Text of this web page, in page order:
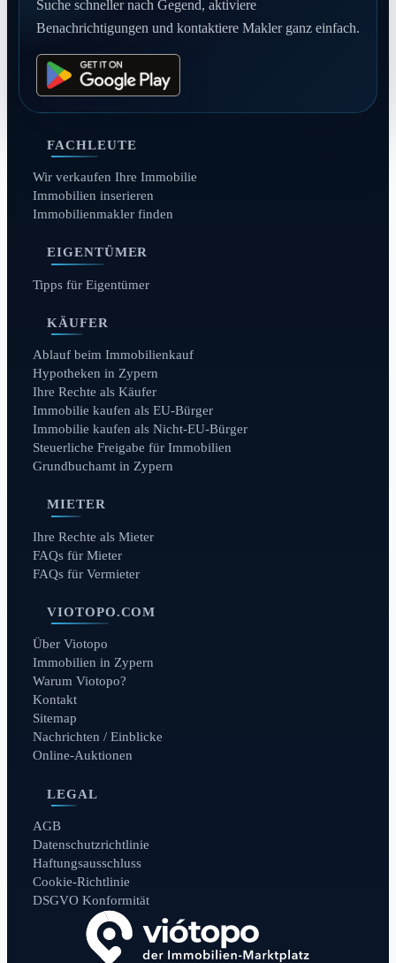
Suche schneller nach Gegend, aktiviere
Benachrichtigungen und kontaktiere Makler ganz einfach.
FACHLEUTE
Wir verkaufen Ihre Immobilie
Immobilien inserieren
Immobilienmakler finden
EIGENTÜMER
Tipps für Eigentümer
KÄUFER
Ablauf beim Immobilienkauf
Hypotheken in Zypern
Ihre Rechte als Käufer
Immobilie kaufen als EU-Bürger
Immobilie kaufen als Nicht-EU-Bürger
Steuerliche Freigabe für Immobilien
Grundbuchamt in Zypern
MIETER
Ihre Rechte als Mieter
FAQs für Mieter
FAQs für Vermieter
VIOTOPO.COM
Über Viotopo
Immobilien in Zypern
Warum Viotopo?
Kontakt
Sitemap
Nachrichten / Einblicke
Online-Auktionen
LEGAL
AGB
Datenschutzrichtlinie
Haftungsausschluss
Cookie-Richtlinie
DSGVO Konformität